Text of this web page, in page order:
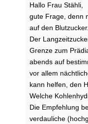
Hallo Frau Stähli,
gute Frage, denn
auf den Blutzucker.
Der
Grenze zum
abends auf
vor allem
kann helfen, den
Welche
Die Empfehlung
verdauliche
B
i
e
r
g
r
e
n
:
e